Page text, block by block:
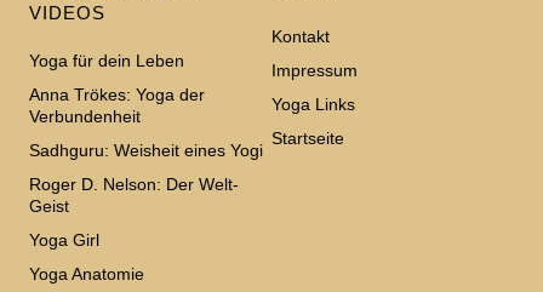
VIDEOS
Yoga für dein Leben
Anna Trökes: Yoga der
Verbundenheit
Sadhguru: Weisheit eines Yogi
Roger D. Nelson: Der Welt-
Geist
Yoga Girl
Yoga Anatomie
Kontakt
Impressum
Yoga Links
Startseite